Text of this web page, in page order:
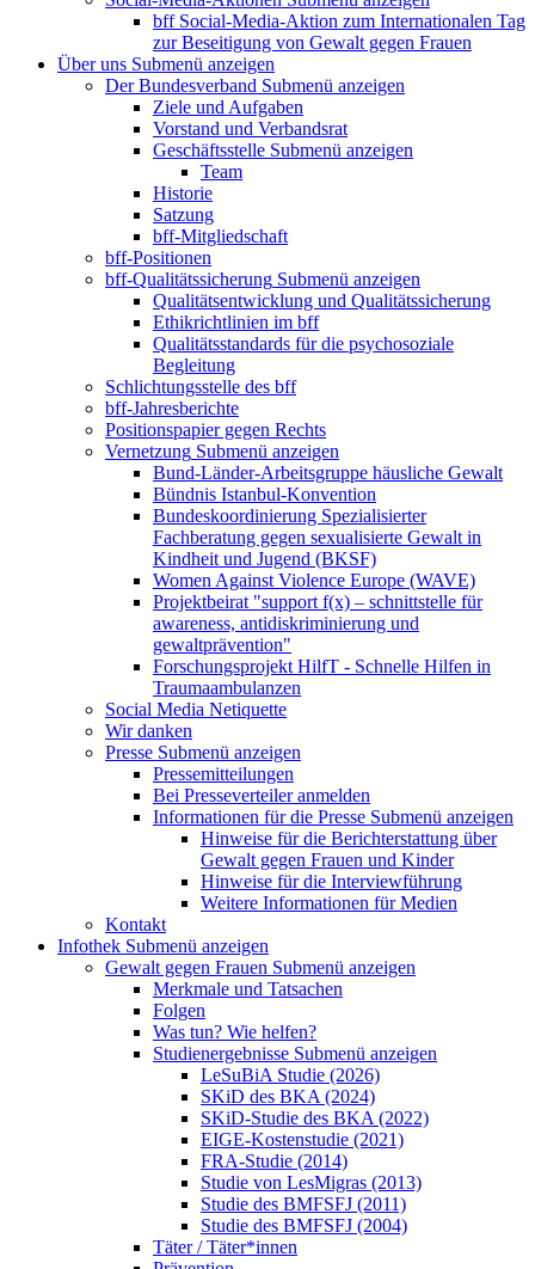
bff Social-Media-Aktion zum Internationalen Tag
zur Beseitigung von Gewalt gegen Frauen
Über uns Submenü anzeigen
Der Bundesverband Submenü anzeigen
Ziele und Aufgaben
Vorstand und Verbandsrat
Geschäftsstelle Submenü anzeigen
Team
Historie
Satzung
bff-Mitgliedschaft
bff-Positionen
bff-Qualitätssicherung Submenü anzeigen
Qualitätsentwicklung und Qualitätssicherung
Ethikrichtlinien im bff
Qualitätsstandards für die psychosoziale
Begleitung
Schlichtungsstelle des bff
bff-Jahresberichte
Positionspapier gegen Rechts
Vernetzung Submenü anzeigen
Bund-Länder-Arbeitsgruppe häusliche Gewalt
Bündnis Istanbul-Konvention
Bundeskoordinierung Spezialisierter
Fachberatung gegen sexualisierte Gewalt in
Kindheit und Jugend (BKSF)
Women Against Violence Europe (WAVE)
Projektbeirat "support f(x) – schnittstelle für
awareness, antidiskriminierung und
gewaltprävention"
Forschungsprojekt HilfT - Schnelle Hilfen in
Traumaambulanzen
Social Media Netiquette
Wir danken
Presse Submenü anzeigen
Pressemitteilungen
Bei Presseverteiler anmelden
Informationen für die Presse Submenü anzeigen
Hinweise für die Berichterstattung über
Gewalt gegen Frauen und Kinder
Hinweise für die Interviewführung
Weitere Informationen für Medien
Kontakt
Infothek Submenü anzeigen
Gewalt gegen Frauen Submenü anzeigen
Merkmale und Tatsachen
Folgen
Was tun? Wie helfen?
Studienergebnisse Submenü anzeigen
LeSuBiA Studie (2026)
SKiD des BKA (2024)
SKiD-Studie des BKA (2022)
EIGE-Kostenstudie (2021)
FRA-Studie (2014)
Studie von LesMigras (2013)
Studie des BMFSFJ (2011)
Studie des BMFSFJ (2004)
Täter / Täter*innen